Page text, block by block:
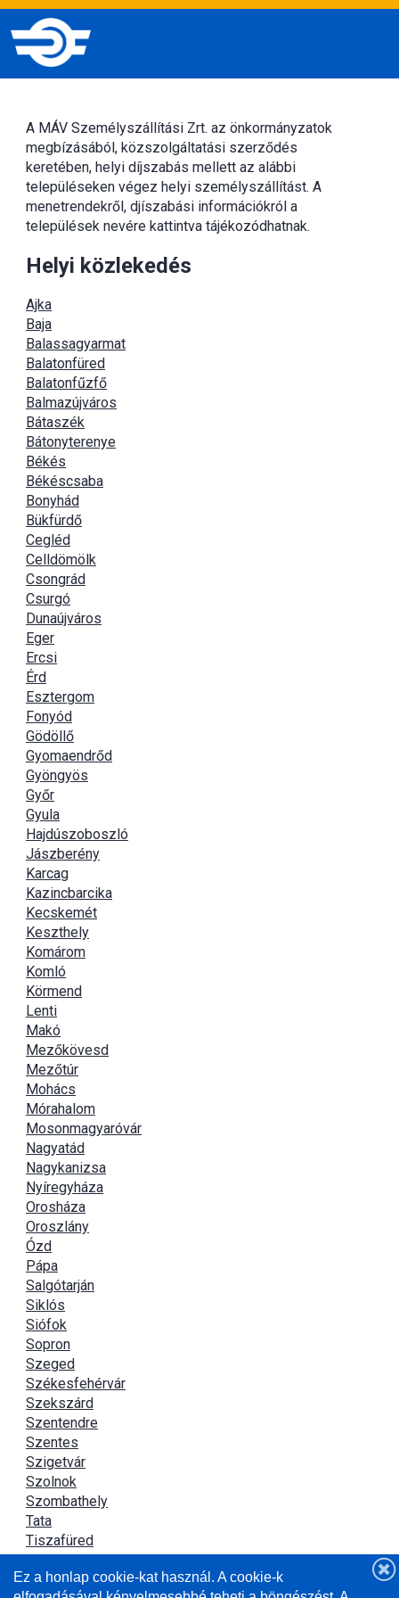
A MÁV Személyszállítási Zrt. az önkormányzatok
megbízásából, közszolgáltatási szerződés
keretében, helyi díjszabás mellett az alábbi
településeken végez helyi személyszállítást. A
menetrendekről, djíszabási információkról a
települések nevére kattintva tájékozódhatnak.
Helyi közlekedés
Ajka
Baja
Balassagyarmat
Balatonfüred
Balatonfűzfő
Balmazújváros
Bátaszék
Bátonyterenye
Békés
Békéscsaba
Bonyhád
Bükfürdő
Cegléd
Celldömölk
Csongrád
Csurgó
Dunaújváros
Eger
Ercsi
Érd
Esztergom
Fonyód
Gödöllő
Gyomaendrőd
Gyöngyös
Győr
Gyula
Hajdúszoboszló
Jászberény
Karcag
Kazincbarcika
Kecskemét
Keszthely
Komárom
Komló
Körmend
Lenti
Makó
Mezőkövesd
Mezőtúr
Mohács
Mórahalom
Mosonmagyaróvár
Nagyatád
Nagykanizsa
Nyíregyháza
Orosháza
Oroszlány
Ózd
Pápa
Salgótarján
Siklós
Siófok
Sopron
Szeged
Székesfehérvár
Szekszárd
Szentendre
Szentes
Szigetvár
Szolnok
Szombathely
Tata
Tiszafüred
Újszász
Ez a honlap cookie-kat használ. A cookie-k